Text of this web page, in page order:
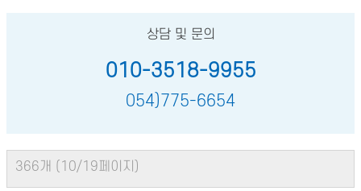
상담 및 문의
010-3518-9955
054)775-6654
366개 (10/19페이지)